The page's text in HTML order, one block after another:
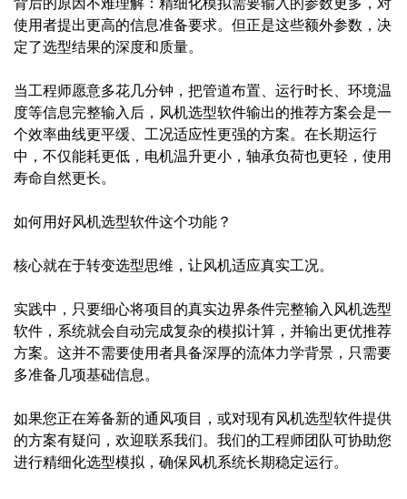
背后的原因不难理解：精细化模拟需要输入的参数更多，对
使用者提出更高的信息准备要求。但正是这些额外参数，决
定了选型结果的深度和质量。
当工程师愿意多花几分钟，把管道布置、运行时长、环境温
度等信息完整输入后，风机选型软件输出的推荐方案会是一
个效率曲线更平缓、工况适应性更强的方案。在长期运行
中，不仅能耗更低，电机温升更小，轴承负荷也更轻，使用
寿命自然更长。
如何用好风机选型软件这个功能？
核心就在于转变选型思维，让风机适应真实工况。
实践中，只要细心将项目的真实边界条件完整输入风机选型
软件，系统就会自动完成复杂的模拟计算，并输出更优推荐
方案。这并不需要使用者具备深厚的流体力学背景，只需要
多准备几项基础信息。
如果您正在筹备新的通风项目，或对现有风机选型软件提供
的方案有疑问，欢迎联系我们。我们的工程师团队可协助您
进行精细化选型模拟，确保风机系统长期稳定运行。